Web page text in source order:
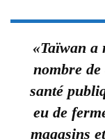
«Taïwan
nombre de
santé
eu de
magasins